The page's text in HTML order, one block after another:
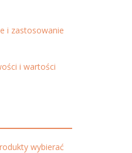
i zastosowanie
i wartości
wybierać